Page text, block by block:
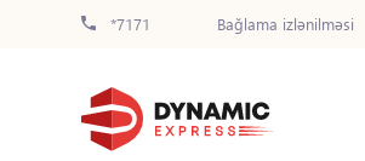
*7171 Bağlama izlənilməsi